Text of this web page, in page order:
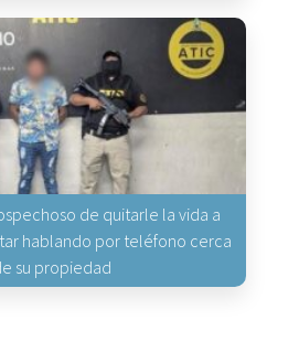
de quitarle la vida a
hablando por teléfono cerca
su propiedad